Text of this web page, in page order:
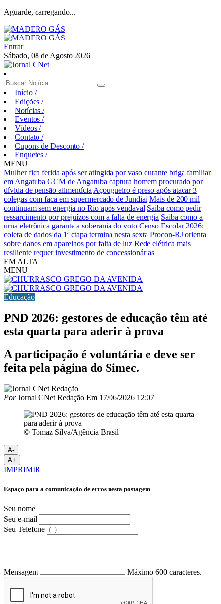
Aguarde, carregando...
Entrar
Sábado, 08 de Agosto 2026
Início /
Edições /
Notícias /
Eventos /
Vídeos /
Contato /
Cupons de Desconto /
Enquetes /
MENU
Mulher fica ferida após ser atingida por vaso durante briga familiar
em Angatuba GCM de Angatuba captura homem procurado por
dívida de pensão alimentícia Açougueiro é preso após atacar 3
colegas com faca em supermercado de Jundiaí Mais de 200 mil
continuam sem energia no Rio após vendaval Saiba como pedir
ressarcimento por prejuízos com a falta de energia Saiba como a
urna eletrônica garante a soberania do voto Censo Escolar 2026:
coleta de dados da 1ª etapa termina nesta sexta Procon-RJ orienta
sobre danos em aparelhos por falta de luz Rede elétrica mais
resiliente requer investimento de concessionárias
EM ALTA
MENU
Educação
PND 2026: gestores de educação têm até
esta quarta para aderir à prova
A participação é voluntária e deve ser
feita pela página do Simec.
PorJornal CNet Redação Em 17/06/2026 12:07
© Tomaz Silva/Agência Brasil
A-
A+
IMPRIMIR
Espaço para a comunicação de erros nesta postagem
Seu nome
Seu e-mail
Seu Telefone
Mensagem Máximo 600 caracteres.